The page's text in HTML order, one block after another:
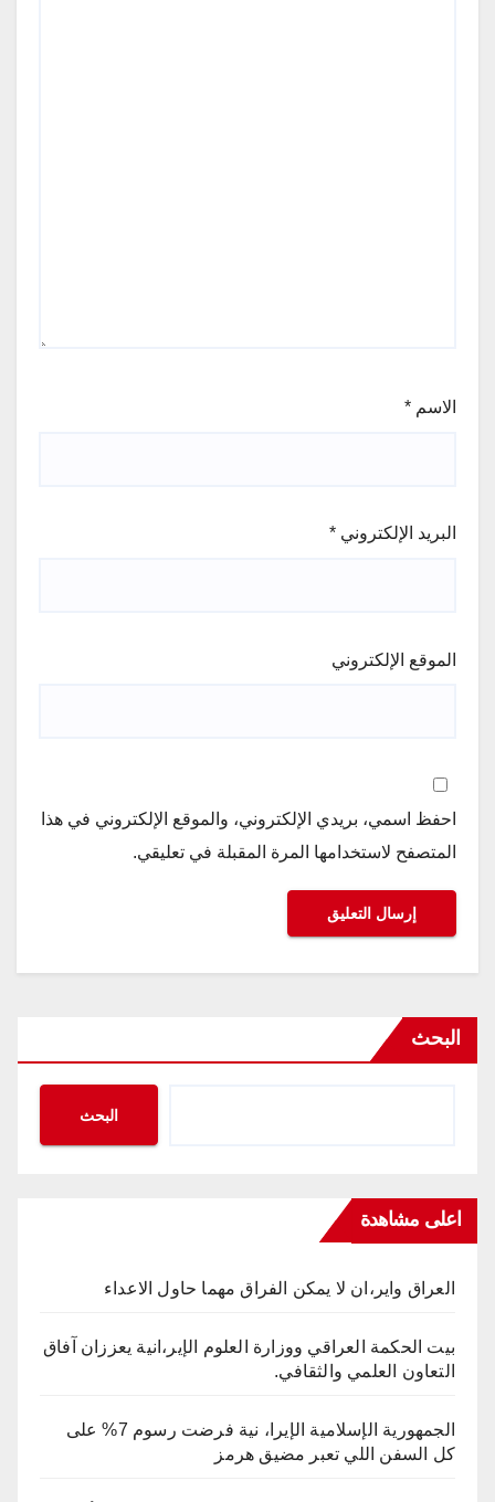
الاسم *
البريد الإلكتروني *
الموقع الإلكتروني
احفظ اسمي، بريدي الإلكتروني، والموقع الإلكتروني في هذا
المتصفح لاستخدامها المرة المقبلة في تعليقي.
البحث
البحث
اعلى مشاهدة
العراق واير،ان لا يمكن الفراق مهما حاول الاعداء
بيت الحكمة العراقي ووزارة العلوم الإير،انية يعززان آفاق
التعاون العلمي والثقافي.
الجمهورية الإسلامية الإيرا، نية فرضت رسوم 7% على
كل السفن اللي تعبر مضيق هرمز